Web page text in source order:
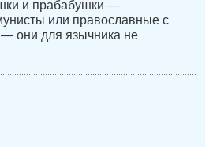
и прабабушки —
или православные с
они для язычника не